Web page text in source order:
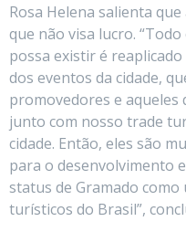
Rosa Helena salienta
que não visa lucro.
possa existir é
dos eventos da cidade,
promovedores e
junto com nosso trade
cidade. Então, eles são
para o desenvolvimento
status de Gramado
turísticos do Brasil”,